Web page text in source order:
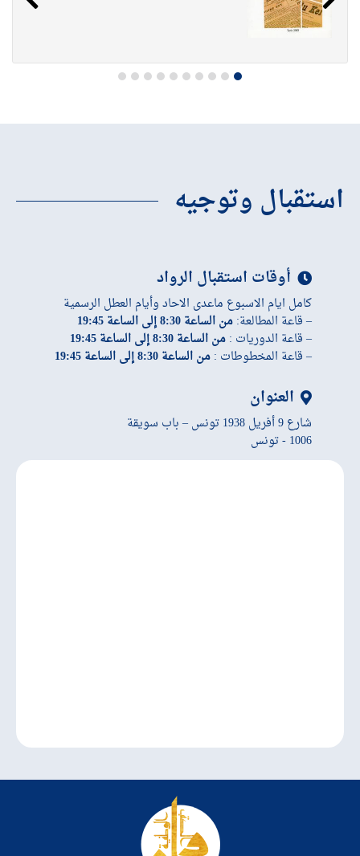
استقبال وتوجيه
أوقات استقبال الرواد
كامل ايام الاسبوع ماعدى الاحاد وأيام العطل الرسمية
– قاعة المطالعة:من الساعة 8:30 إلى الساعة 19:45
– قاعة الدوريات :من الساعة 8:30 إلى الساعة 19:45
– قاعة المخطوطات :من الساعة 8:30 إلى الساعة 19:45
العنوان
شارع 9 أفريل 1938 تونس – باب سويقة
1006 - تونس